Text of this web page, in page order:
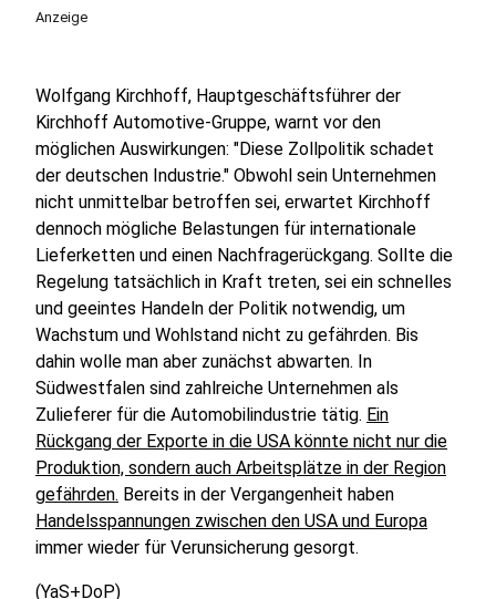
Anzeige
Wolfgang Kirchhoff, Hauptgeschäftsführer der
Kirchhoff Automotive-Gruppe, warnt vor den
möglichen Auswirkungen: "Diese Zollpolitik schadet
der deutschen Industrie." Obwohl sein Unternehmen
nicht unmittelbar betroffen sei, erwartet Kirchhoff
dennoch mögliche Belastungen für internationale
Lieferketten und einen Nachfragerückgang. Sollte die
Regelung tatsächlich in Kraft treten, sei ein schnelles
und geeintes Handeln der Politik notwendig, um
Wachstum und Wohlstand nicht zu gefährden. Bis
dahin wolle man aber zunächst abwarten. In
Südwestfalen sind zahlreiche Unternehmen als
Zulieferer für die Automobilindustrie tätig. Ein
Rückgang der Exporte in die USA könnte nicht nur die
Produktion, sondern auch Arbeitsplätze in der Region
gefährden. Bereits in der Vergangenheit haben
Handelsspannungen zwischen den USA und Europa
immer wieder für Verunsicherung gesorgt.
(YaS+DoP)